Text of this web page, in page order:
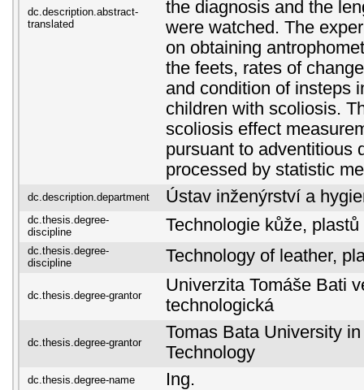
dc.description.abstract-
translated
the diagnosis and the
were watched. The
on obtaining
the feets, rates of
and condition of insteps
children with scoliosis.
scoliosis effect
pursuant to adventitious
processed by statistic
dc.description.department Ústav inženýrství a
dc.thesis.degree-
discipline
Technologie kůže,
dc.thesis.degree-
discipline
Technology of leather,
dc.thesis.degree-grantor
Univerzita Tomáše Bati
technologická
dc.thesis.degree-grantor
Tomas Bata University
Technology
dc.thesis.degree-name Ing.